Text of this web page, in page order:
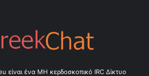
είναι ένα ΜΗ κερδοσκοπικό IRC Δίκτυο